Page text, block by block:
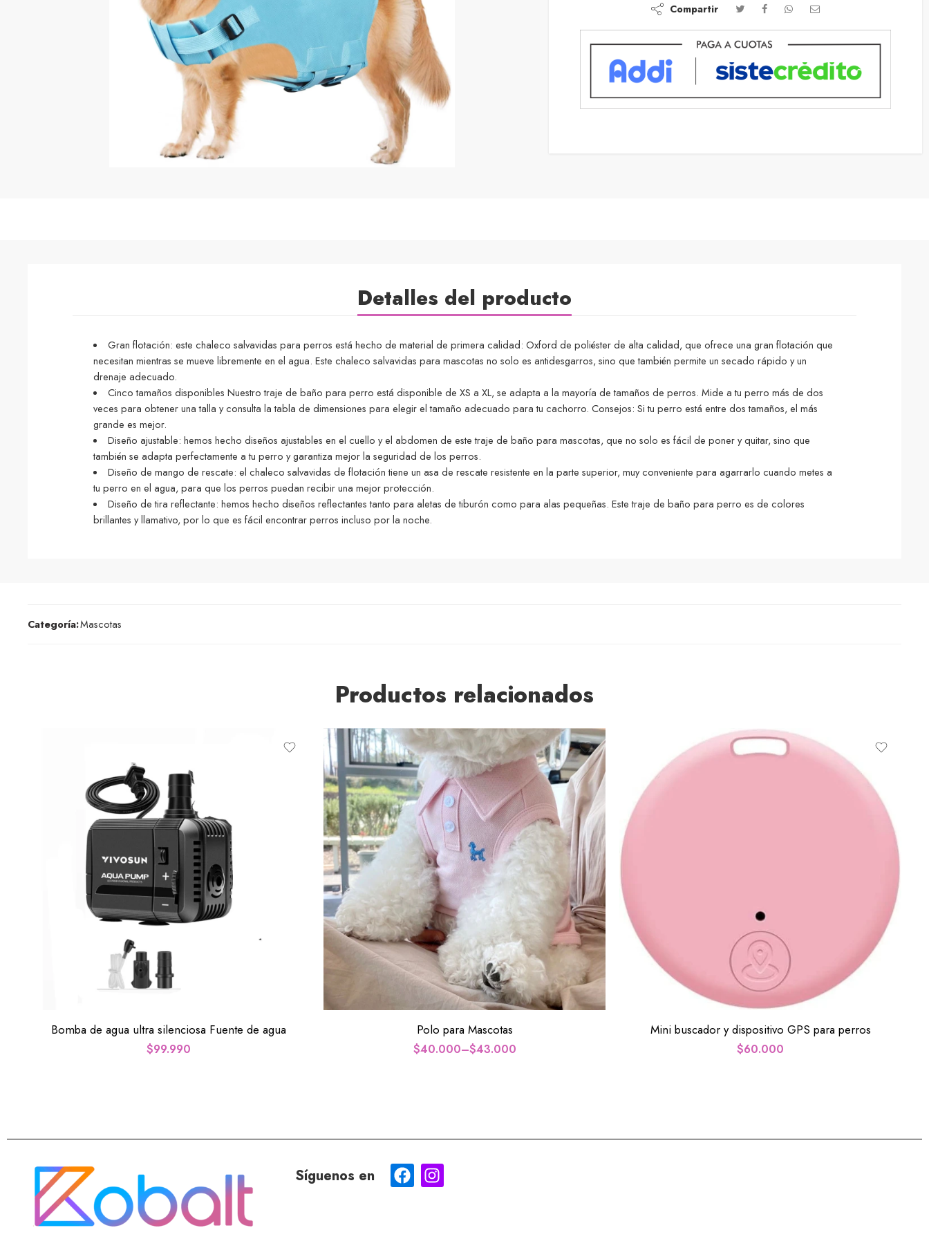
Compartir
Detalles del producto
Gran flotación: este chaleco salvavidas para perros está hecho de material de primera calidad: Oxford de poliéster de alta calidad, que ofrece una gran flotación que
necesitan mientras se mueve libremente en el agua. Este chaleco salvavidas para mascotas no solo es antidesgarros, sino que también permite un secado rápido y un
drenaje adecuado.
Cinco tamaños disponibles Nuestro traje de baño para perro está disponible de XS a XL, se adapta a la mayoría de tamaños de perros. Mide a tu perro más de dos
veces para obtener una talla y consulta la tabla de dimensiones para elegir el tamaño adecuado para tu cachorro. Consejos: Si tu perro está entre dos tamaños, el más
grande es mejor.
Diseño ajustable: hemos hecho diseños ajustables en el cuello y el abdomen de este traje de baño para mascotas, que no solo es fácil de poner y quitar, sino que
también se adapta perfectamente a tu perro y garantiza mejor la seguridad de los perros.
Diseño de mango de rescate: el chaleco salvavidas de flotación tiene un asa de rescate resistente en la parte superior, muy conveniente para agarrarlo cuando metes a
tu perro en el agua, para que los perros puedan recibir una mejor protección.
Diseño de tira reflectante: hemos hecho diseños reflectantes tanto para aletas de tiburón como para alas pequeñas. Este traje de baño para perro es de colores
brillantes y llamativo, por lo que es fácil encontrar perros incluso por la noche.
Categoría:Mascotas
Productos relacionados
Bomba de agua ultra silenciosa Fuente de agua
$99.990
Polo para Mascotas
$40.000–$43.000
XXL
S
Mini buscador y dispositivo GPS para perros
$60.000
Síguenos en